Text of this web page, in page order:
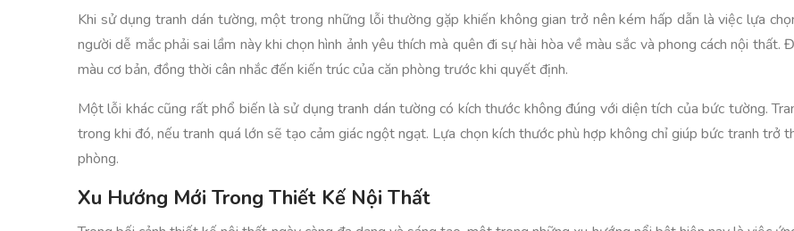
Khi sử dụng tranh dán tường, một trong những lỗi thường gặp khiến không gian trở nên kém hấp dẫn là việc lựa
người dễ mắc phải sai lầm này khi chọn hình ảnh yêu thích mà quên đi sự hài hòa về màu sắc và phong cách nội
màu cơ bản, đồng thời cân nhắc đến kiến trúc của căn phòng trước khi quyết định.
Một lỗi khác cũng rất phổ biến là sử dụng tranh dán tường có kích thước không đúng với diện tích của bức tường.
trong khi đó, nếu tranh quá lớn sẽ tạo cảm giác ngột ngạt. Lựa chọn kích thước phù hợp không chỉ giúp bức tranh trở
phòng.
Xu Hướng Mới Trong Thiết Kế Nội Thất